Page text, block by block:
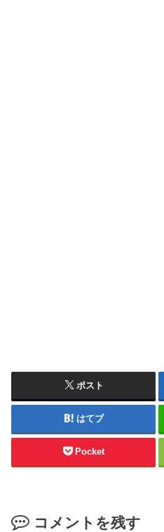
ポスト
はてブ
Pocket
コメントを残す